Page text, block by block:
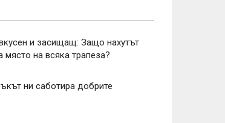
и засищащ: Защо нахутът
място на всяка трапеза?
ни саботира добрите